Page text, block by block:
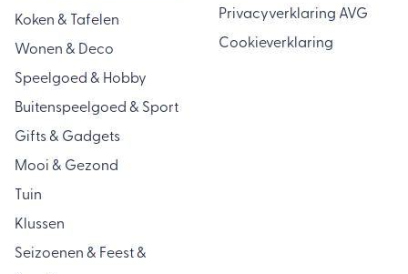
Koken & Tafelen
Wonen & Deco
Speelgoed & Hobby
Buitenspeelgoed & Sport
Gifts & Gadgets
Mooi & Gezond
Tuin
Klussen
Seizoenen & Feest &
Privacyverklaring AVG
Cookieverklaring